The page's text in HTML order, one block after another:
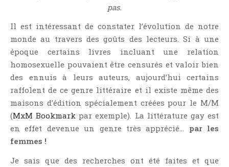
Point Lecture
Policier Et Suspense
Post Apocalyptique
Rendez-Vous Livresques
Roman
Roman D'apprentissage
Roman Noir
Romance Contemporaine
pas.
Il est intéressant de constater l’évolution de notre
monde au travers des goûts des lecteurs. Si à une
époque certains livres incluant une relation
homosexuelle pouvaient être censurés et valoir bien
des ennuis à leurs auteurs, aujourd’hui certains
raffolent de ce genre littéraire et il existe même des
maisons d’édition spécialement créées pour le M/M
(MxM Bookmark par exemple). La littérature gay est
en effet devenue un genre très apprécié… par les
femmes !
Je sais que des recherches ont été faites et que